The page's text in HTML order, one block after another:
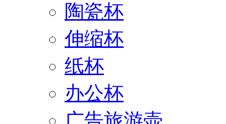
陶瓷杯
伸缩杯
纸杯
办公杯